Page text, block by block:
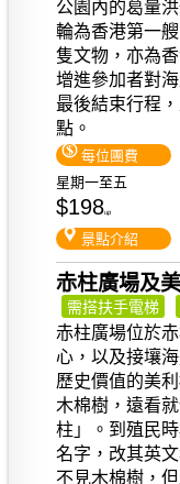
公園內的葛量
輪為香港第一
隻文物，亦為
增進參加者對
最後結束行程
點。
每位團費
星期一至五
$198up
景點介紹
赤柱廣場及
需搭扶手電梯
赤柱廣場位於
心，以及接壤
歷史價值的美
木棉樹，遠看
柱」。到殖民
名字，改其英
不見木棉樹，